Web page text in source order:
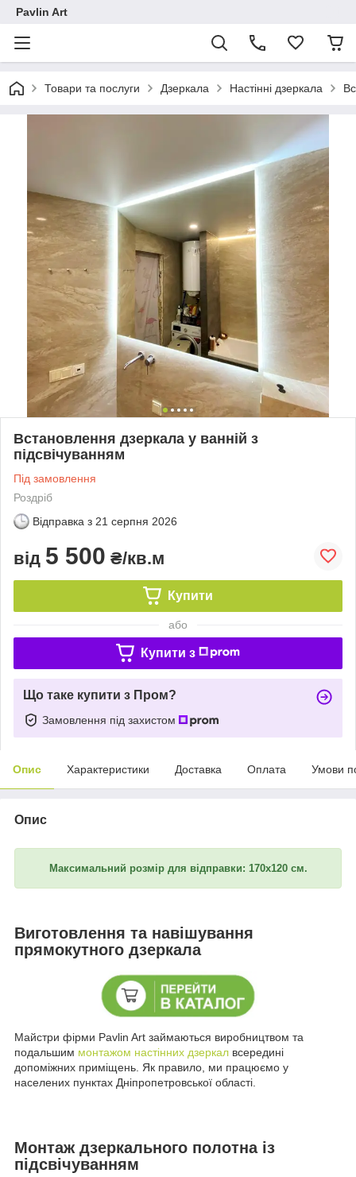
Pavlin Art
Товари та послуги Дзеркала Настінні дзеркала
Встановлення дзеркала у ванній з
підсвічуванням
Під замовлення
Роздріб
Відправка з 21 серпня 2026
від 5 500 ₴/кв.м
Купити
або
Купити з
Що таке купити з Пром?
Замовлення під захистом
Опис Характеристики Доставка Оплата Умови
Опис
Максимальний розмір для відправки: 170х120 см.
Виготовлення та навішування
прямокутного дзеркала
Майстри фірми Pavlin Art займаються виробництвом та
подальшим монтажом настінних дзеркал всередині
допоміжних приміщень. Як правило, ми працюємо у
населених пунктах Дніпропетровської області.
Монтаж дзеркального полотна із
підсвічуванням